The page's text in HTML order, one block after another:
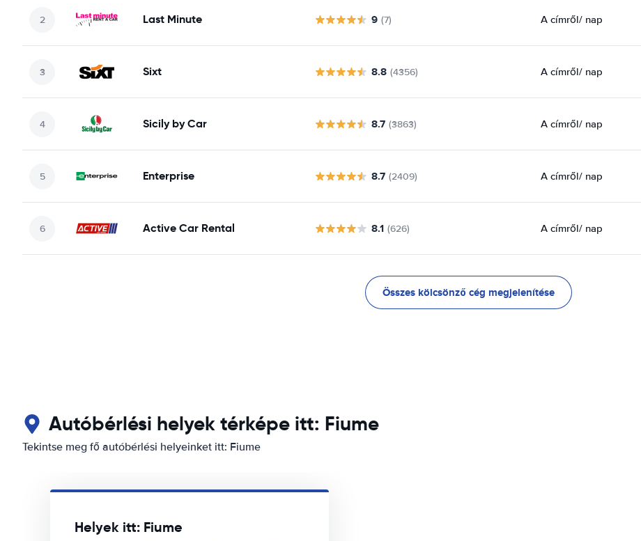
Last Minute 9 (7) A címről/ nap
Sixt 8.8 (4356) A címről/ nap
Sicily by Car 8.7 (3863) A címről/ nap
Enterprise 8.7 (2409) A címről/ nap
Active Car Rental 8.1 (626) A címről/ nap
Összes kölcsönző cég megjelenítése
Autóbérlési helyek térképe itt: Fiume
Tekintse meg fő autóbérlési helyeinket itt: Fiume
Helyek itt: Fiume